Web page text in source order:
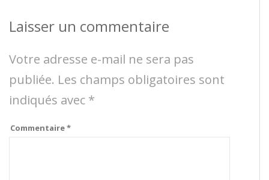
Laisser un commentaire
Votre adresse e-mail ne sera pas
publiée. Les champs obligatoires sont
indiqués avec *
Commentaire*